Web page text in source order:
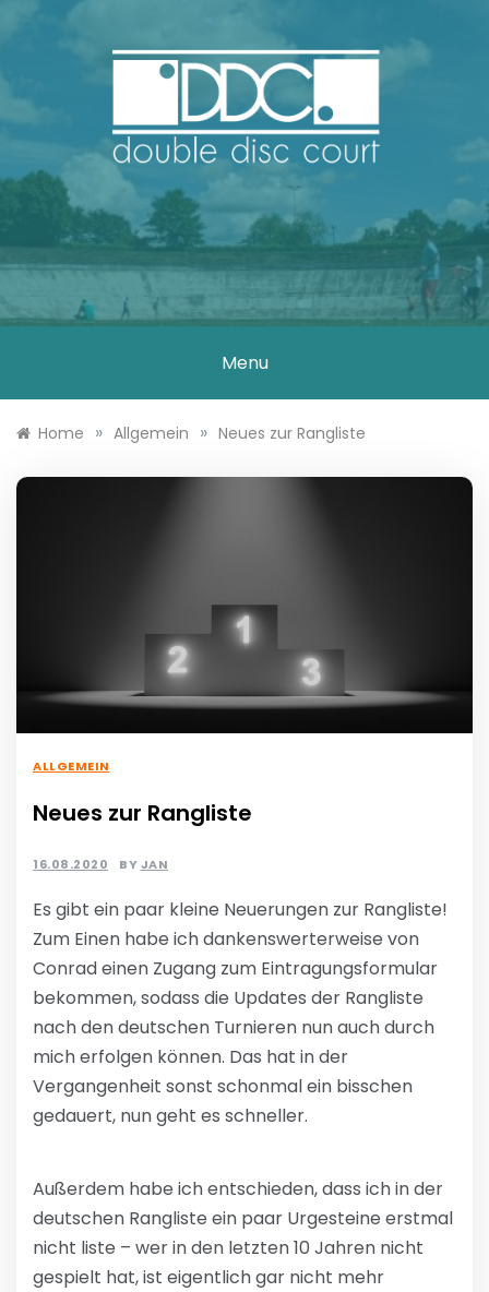
DOUBLE DISC
COURT
Menu
Home » Allgemein » Neues zur Rangliste
ALLGEMEIN
Neues zur Rangliste
16.08.2020 BYJAN
Es gibt ein paar kleine Neuerungen zur Rangliste!
Zum Einen habe ich dankenswerterweise von
Conrad einen Zugang zum Eintragungsformular
bekommen, sodass die Updates der Rangliste
nach den deutschen Turnieren nun auch durch
mich erfolgen können. Das hat in der
Vergangenheit sonst schonmal ein bisschen
gedauert, nun geht es schneller.
Außerdem habe ich entschieden, dass ich in der
deutschen Rangliste ein paar Urgesteine erstmal
nicht liste – wer in den letzten 10 Jahren nicht
gespielt hat, ist eigentlich gar nicht mehr